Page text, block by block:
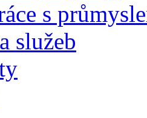
s
služeb